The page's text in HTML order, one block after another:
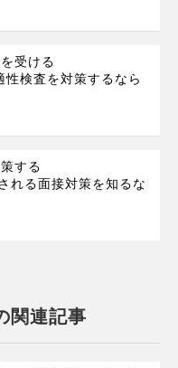
受ける
性検査を対策するなら
する
れる面接対策を知るな
関連記事